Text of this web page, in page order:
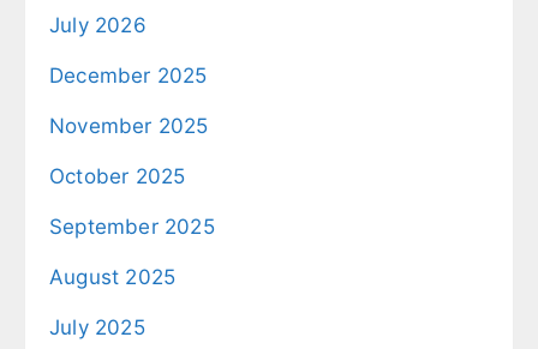
July 2026
December 2025
November 2025
October 2025
September 2025
August 2025
July 2025